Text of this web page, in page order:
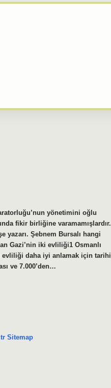
yönetimini oğlu
fikir birliğine varamamışlardır.
yazarı. Şebnem Bursalı hangi
Gazi’nin iki evliliği1 Osmanlı
evliliği daha iyi anlamak için tarihi
ve 7.000’den…
Sitemap